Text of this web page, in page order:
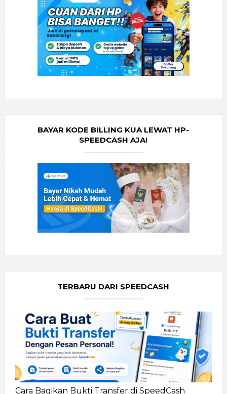
BAYAR KODE BILLING KUA LEWAT HP-
SPEEDCASH AJA!
TERBARU DARI SPEEDCASH
Cara Bagikan Bukti Transfer di SpeedCash